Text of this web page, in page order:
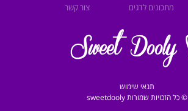
מתכונים לדגים
צור קשר
תנאי שימוש
© כל הזכויות שמורות sweetdooly